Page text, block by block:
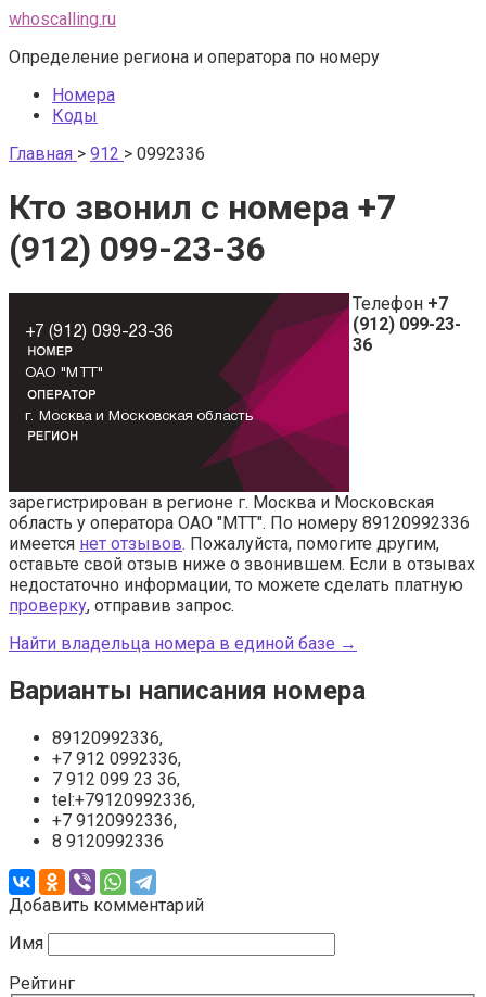
Перейти
контенту
whoscalling.ru
Определение региона и оператора по номеру
Номера
Коды
Главная > 912 > 0992336
Кто звонил с номера +7
(912) 099-23-36
Телефон +7
(912) 099-23-
36
зарегистрирован в регионе г. Москва и Московская
область у оператора ОАО "МТТ". По номеру 89120992336
имеется нет отзывов. Пожалуйста, помогите другим,
оставьте свой отзыв ниже о звонившем. Если в отзывах
недостаточно информации, то можете сделать платную
проверку, отправив запрос.
Найти владельца номера в единой базе →
Варианты написания номера
89120992336,
+7 912 0992336,
7 912 099 23 36,
tel:+79120992336,
+7 9120992336,
8 9120992336
Добавить комментарий
Имя
Рейтинг